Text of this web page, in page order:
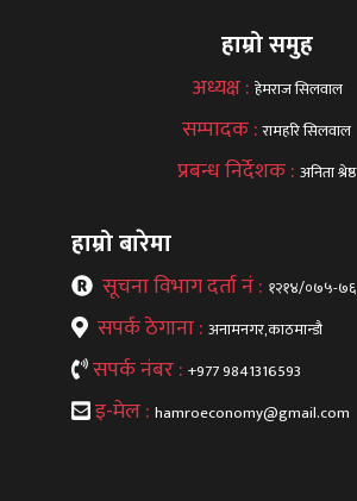
हाम्रो समुह
अध्यक्ष : हेमराज सिलवाल
सम्पादक :रामहरि सिलवाल
प्रबन्ध निर्देशक : अनिता श्रेष्ठ
हाम्रो बारेमा
सूचना विभाग दर्ता नं : १२१४/०७५-७६
सपर्क ठेगाना : अनामनगर,काठमान्डौ
सपर्क नंबर : +977 9841316593
इ-मेल : hamroeconomy@gmail.com